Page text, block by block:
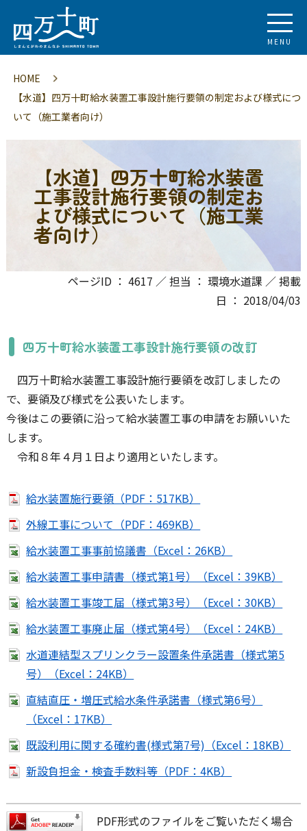
MENU
HOME
【水道】四万十町給水装置工事設計施行要領の制定および様式につ
いて（施工業者向け）
【水道】四万十町給水装置
工事設計施行要領の制定お
よび様式について（施工業
者向け）
ページID ： 4617 ／ 担当 ： 環境水道課 ／ 掲載
日 ： 2018/04/03
四万十町給水装置工事設計施行要領の改訂
四万十町給水装置工事設計施行要領を改訂しましたの
で、要領及び様式を公表いたします。
今後はこの要領に沿って給水装置工事の申請をお願いいた
します。
令和８年４月１日より適用といたします。
給水装置施行要領（PDF：517KB）
外線工事について（PDF：469KB）
給水装置工事事前協議書（Excel：26KB）
給水装置工事申請書（様式第1号）（Excel：39KB）
給水装置工事竣工届（様式第3号）（Excel：30KB）
給水装置工事廃止届（様式第4号）（Excel：24KB）
水道連結型スプリンクラー設置条件承諾書（様式第5
号）（Excel：24KB）
直結直圧・増圧式給水条件承諾書（様式第6号）
（Excel：17KB）
既設利用に関する確約書(様式第7号)（Excel：18KB）
新設負担金・検査手数料等（PDF：4KB）
PDF形式のファイルをご覧いただく場合